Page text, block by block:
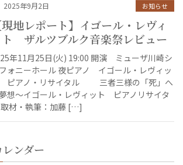
2025年9月2日 お知らせ
現地レポート】イゴール・レヴィ
ト ザルツブルク音楽祭レビュー
年11月25日(火) 19:00 開演 ミューザ川崎シ
ォニーホール 夜ピアノ イゴール・レヴィッ
ピアノ・リサイタル 三者三様の「死」へ
想〜イゴール・レヴィット ピアノリサイタ
取材・執筆：加藤 […]
ンダー